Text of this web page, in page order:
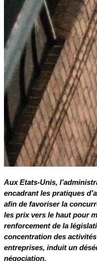
Aux Etats-Unis,
encadrant les pratiques
afin de favoriser la
les prix vers le haut pour
renforcement de la
concentration des
entreprises, induit un
négociation.